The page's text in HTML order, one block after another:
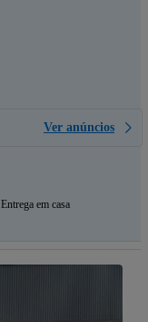
Ver anúncios
Entrega em casa